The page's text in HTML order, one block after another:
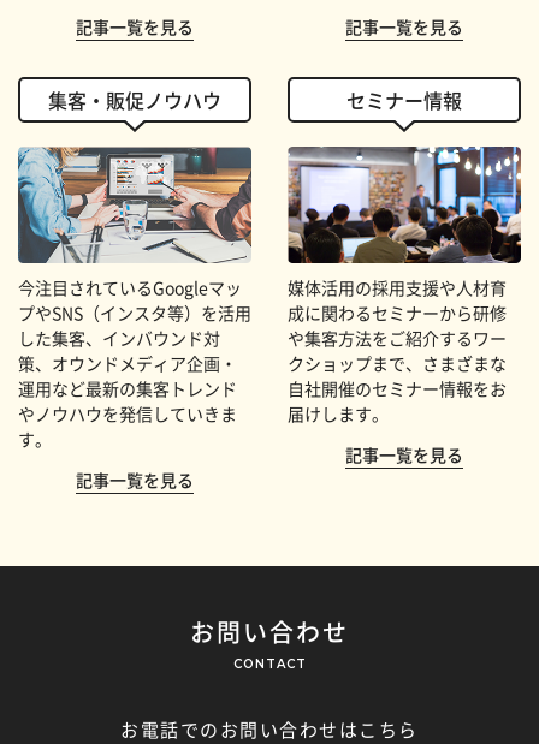
記事一覧を見る
記事一覧を見る
集客・販促ノウハウ
今注目されているGoogleマッ
プやSNS（インスタ等）を活用
した集客、インバウンド対
策、オウンドメディア企画・
運用など最新の集客トレンド
やノウハウを発信していきま
す。
記事一覧を見る
セミナー情報
媒体活用の採用支援や人材育
成に関わるセミナーから研修
や集客方法をご紹介するワー
クショップまで、さまざまな
自社開催のセミナー情報をお
届けします。
記事一覧を見る
お問い合わせ
CONTACT
お電話でのお問い合わせはこちら